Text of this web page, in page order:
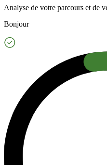
Analyse de votre parcours et de
Bonjour